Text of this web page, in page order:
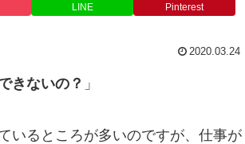
LINE Pinterest
2020.03.24
きないの？ 」
いるところが多いのですが、仕事が